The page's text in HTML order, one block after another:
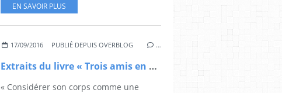
EN SAVOIR PLUS
17/09/2016 PUBLIÉ DEPUIS OVERBLOG …
Extraits du livre « Trois amis en quête de Sagesse » (8)
« Considérer son corps comme une